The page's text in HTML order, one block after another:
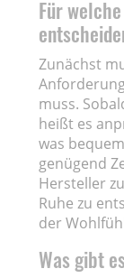
Für
Zunächst
muss.
heißt es
was
genügend
Hersteller
Ruhe zu
der
Was gibt